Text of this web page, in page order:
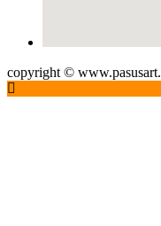
copyright ©